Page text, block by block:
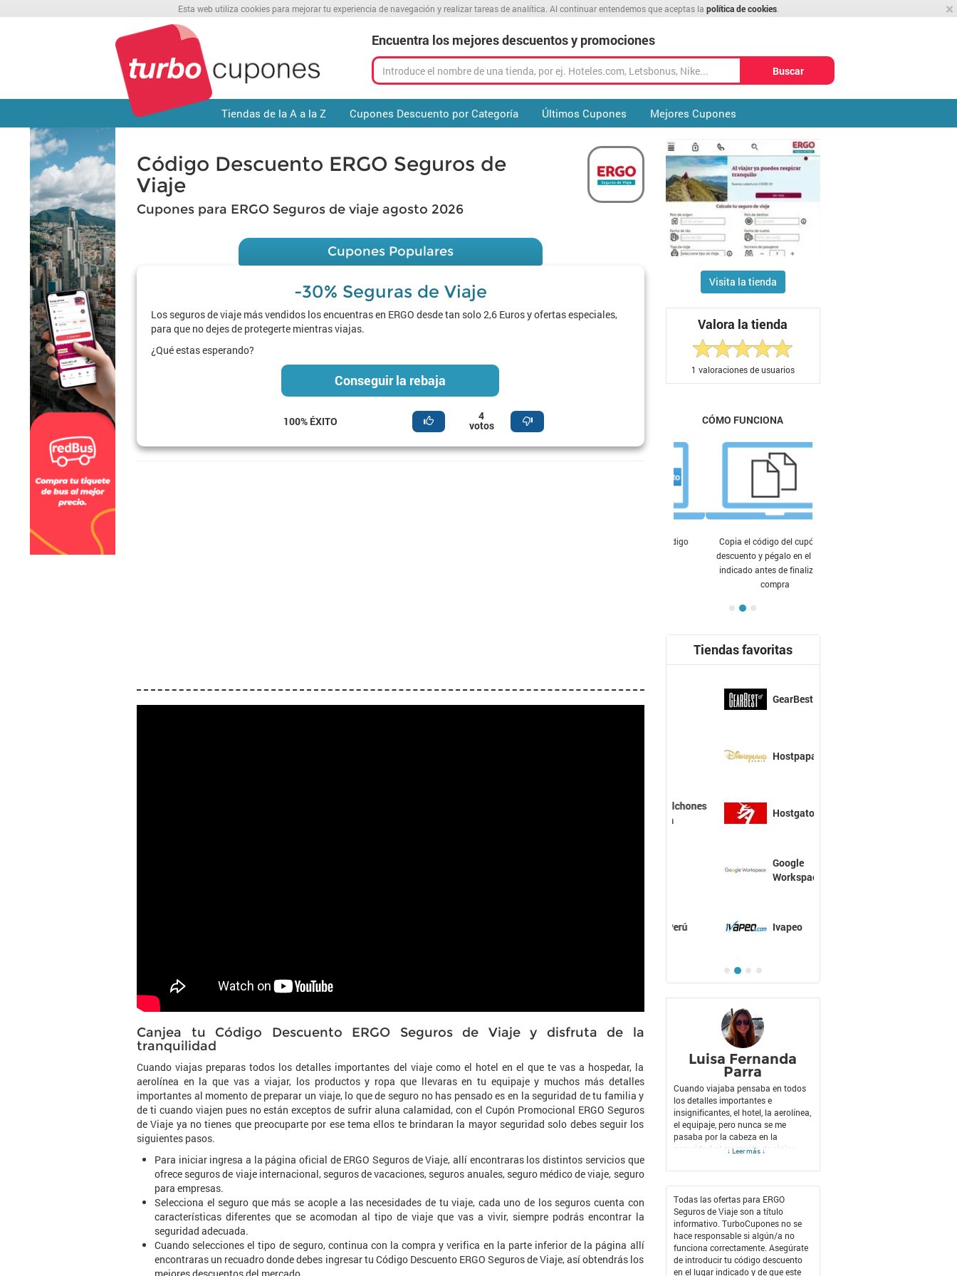
×
Esta web utiliza cookies para mejorar tu experiencia de navegación y realizar tareas de analítica. Al continuar entendemos que aceptas la política de cookies
Encuentra los mejores descuentos y promociones
Buscar
Tiendas de la A a la Z Cupones Descuento por Categoría Últimos Cupones Mejores Cupones
Código Descuento ERGO Seguros de
Viaje
Cupones para ERGO Seguros de viaje agosto 2026
Cupones Populares
-30% Seguras de Viaje
Los seguros de viaje más vendidos los encuentras en ERGO desde tan solo 2,6 Euros y ofertas especiales,
para que no dejes de protegerte mientras viajas.
¿Qué estas esperando?
Conseguir la rebaja
100% ÉXITO 4
votos
Canjea tu Código Descuento ERGO Seguros de Viaje y disfruta de la
tranquilidad
Cuando viajas preparas todos los detalles importantes del viaje como el hotel en el que te vas a hospedar, la
aerolínea en la que vas a viajar, los productos y ropa que llevaras en tu equipaje y muchos más detalles
importantes al momento de preparar un viaje, lo que de seguro no has pensado es en la seguridad de tu familia y
de ti cuando viajen pues no están exceptos de sufrir aluna calamidad, con el Cupón Promocional ERGO Seguros
de Viaje ya no tienes que preocuparte por ese tema ellos te brindaran la mayor seguridad solo debes seguir los
siguientes pasos.
Para iniciar ingresa a la página oficial de ERGO Seguros de Viaje, allí encontraras los distintos servicios que
ofrece seguros de viaje internacional, seguros de vacaciones, seguros anuales, seguro médico de viaje, seguro
para empresas.
Selecciona el seguro que más se acople a las necesidades de tu viaje, cada uno de los seguros cuenta con
características diferentes que se acomodan al tipo de viaje que vas a vivir, siempre podrás encontrar la
seguridad adecuada.
Cuando selecciones el tipo de seguro, continua con la compra y verifica en la parte inferior de la página allí
encontraras un recuadro donde debes ingresar tu Código Descuento ERGO Seguros de Viaje, así obtendrás los
Visita la tienda
Valora la tienda
1 valoraciones de usuarios
CÓMO FUNCIONA
Copia el código del cupón de
descuento y pégalo en el lugar
indicado antes de finalizar tu
Tiendas favoritas
GearBest
Hostpapa
Hostgator
Workspace
Ivapeo
Luisa Fernanda
Parra
Cuando viajaba pensaba en todos
los detalles importantes e
insignificantes, el hotel, la aerolínea,
el equipaje, pero nunca se me
pasaba por la cabeza en la
seguridad al momento de viajar
algún inconveniente se presente
durante el viaje, alguna enfermedad,
accidente, pérdida de equipaje y de
más situaciones que son muy
propensas a pasar en un viaje. Por
esta razón siempre que viajo lo
primero en que pienso es en la
seguridad, para esto siempre mi
opción es ERGO Seguros de Viaje.
↓ Leer más ↓
Todas las ofertas para ERGO
Seguros de Viaje son a título
informativo. TurboCupones no se
hace responsable si algún/a no
funciona correctamente. Asegúrate
de introducir tu código descuento
en el lugar indicado y de que este